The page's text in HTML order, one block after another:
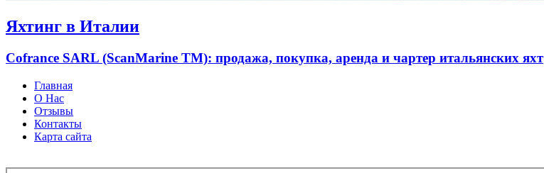
Яхтинг в Италии
Cofrance SARL (ScanMarine TM): продажа, покупка, аренда и чартер итальянских яхт
Главная
О Нас
Отзывы
Контакты
Карта сайта